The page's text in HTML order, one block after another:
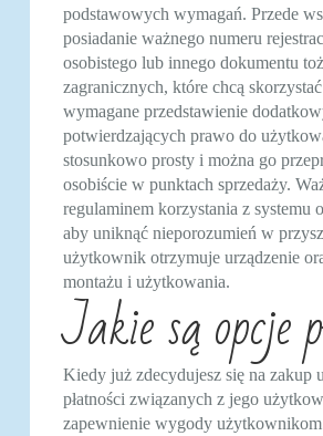
podstawowych wymagań. Przede
posiadanie ważnego numeru
osobistego lub innego dokumentu
zagranicznych, które chcą
wymagane przedstawienie
potwierdzających prawo do
stosunkowo prosty i można go
osobiście w punktach sprzedaży.
regulaminem korzystania z systemu
aby uniknąć nieporozumień w
użytkownik otrzymuje urządzenie
montażu i użytkowania.
Jakie są opcje
Kiedy już zdecydujesz się na zakup
płatności związanych z jego
zapewnienie wygody